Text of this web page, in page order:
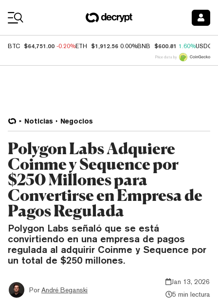
BTC $64,751.00 -0.20%ETH $1,912.56 0.00%BNB $600.81 1.60%USDC
Price data by
Noticias Negocios
Polygon Labs Adquiere
Coinme y Sequence por
$250 Millones para
Convertirse en Empresa de
Pagos Regulada
Polygon Labs señaló que se está
convirtiendo en una empresa de pagos
regulada al adquirir Coinme y Sequence por
un total de $250 millones.
Por André Beganski
Jan 13, 2026
5 min lectura